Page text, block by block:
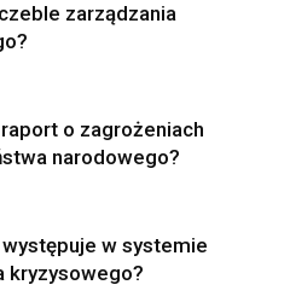
zarządzania
o zagrożeniach
narodowego?
w systemie
kryzysowego?